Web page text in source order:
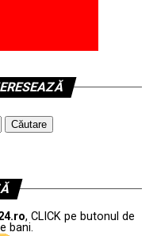
, CLICK pe butonul de
bani.